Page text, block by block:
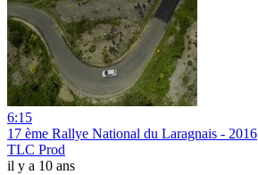
6:15
17 ème Rallye National du Laragnais - 2016
TLC Prod
il y a 10 ans